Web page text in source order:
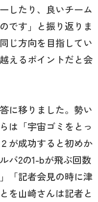
したり、良いチーム
です」と振り返りま
じ方向を目指してい
えるポイントだと会
に移りました。勢い
は「宇宙ゴミをとっ
が成功すると初めか
バ2の1-bが飛ぶ回数
「記者会見の時に津
を山崎さんは記者と